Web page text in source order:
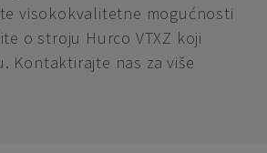
visokokvalitetne mogućnosti
o stroju Hurco VTXZ koji
Kontaktirajte nas za više